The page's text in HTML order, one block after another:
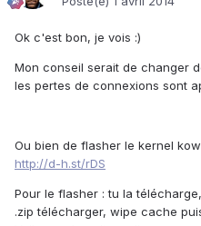
Ok c'est bon, je vois :)
Mon conseil serait de changer
les pertes de connexions sont
Ou bien de flasher le kernel
http://d-h.st/rDS
Pour le flasher : tu la
.zip télécharger, wipe cache